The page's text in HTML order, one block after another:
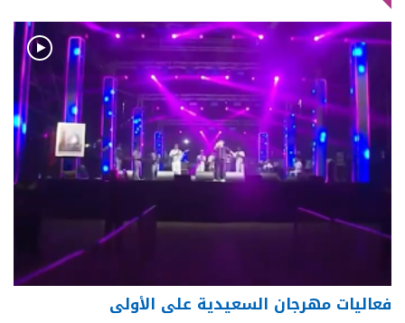
فعاليات مهرجان السعيدية على الأولى